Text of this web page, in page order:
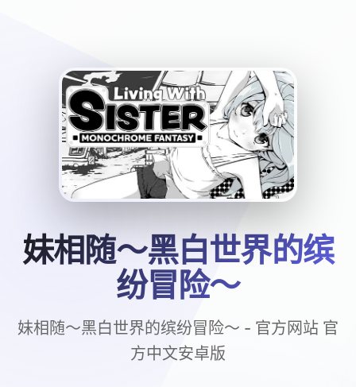
妹相随～黑白世界的缤
纷冒险～
妹相随～黑白世界的缤纷冒险～ - 官方网站 官
方中文安卓版